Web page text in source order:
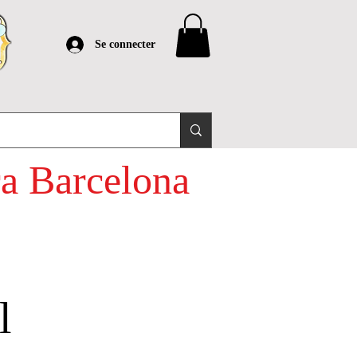
Se connecter
Barcelona